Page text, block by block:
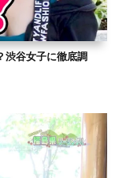
渋谷女子に徹底調